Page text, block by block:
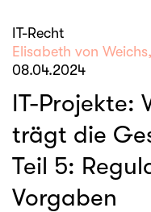
IT-Recht
Elisabeth von
08.04.2024
IT-Projekte:
trägt die
Teil 5:
Vorgaben